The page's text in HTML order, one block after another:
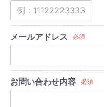
メールアドレス 必須
お問い合わせ内容 必須